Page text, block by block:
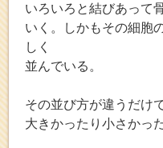
いろいろと結びあって
いく。しかもその細胞
しく
並んでいる。
その並び方が違うだけ
大きかったり小さかっ